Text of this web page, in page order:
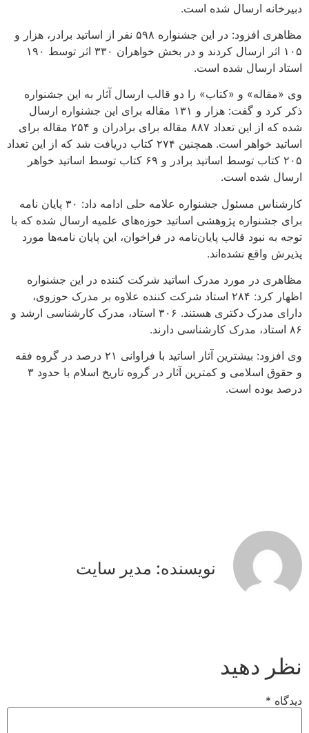
دبیرخانه ارسال شده است.
مظاهری افزود: در این جشنواره ۵۹۸ نفر از اساتید برادر، هزار و
۱۰۵ اثر ارسال کردند و در بخش خواهران ۳۳۰ اثر توسط ۱۹۰
استاد ارسال شده است.
وی «مقاله» و «کتاب» را دو قالب ارسال آثار به این جشنواره
ذکر کرد و گفت: هزار و ۱۳۱ مقاله برای این جشنواره ارسال
شده که از این تعداد ۸۸۷ مقاله برای برادران و ۲۵۴ مقاله برای
اساتید خواهر است. همچنین ۲۷۴ کتاب دریافت شد که از این تعداد
۲۰۵ کتاب توسط اساتید برادر و ۶۹ کتاب توسط اساتید خواهر
ارسال شده است.
کارشناس مسئول جشنواره علامه حلی ادامه داد: ۳۰ پایان نامه
برای جشنواره پژوهشی اساتید حوزه‌های علمیه ارسال شده که با
توجه به نبود قالب پایان‌نامه در فراخوان، این پایان نامه‌ها مورد
پذیرش واقع نشده‌اند.
مظاهری در مورد مدرک اساتید شرکت کننده در این جشنواره
اظهار کرد: ۲۸۴ استاد شرکت کننده علاوه بر مدرک حوزوی،
دارای مدرک دکتری هستند. ۳۰۶ استاد، مدرک کارشناسی ارشد و
۸۶ استاد، مدرک کارشناسی دارند.
وی افزود: بیشترین آثار اساتید با فراوانی ۲۱ درصد در گروه فقه
و حقوق اسلامی و کمترین آثار در گروه تاریخ اسلام با حدود ۳
درصد بوده است.
نویسنده: مدیر سایت
نظر دهید
دیدگاه*